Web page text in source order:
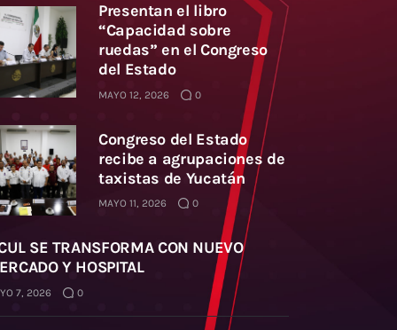
Presentan el libro
“Capacidad sobre
ruedas” en el Congreso
del Estado
MAYO 12, 2026 0
Congreso del Estado
recibe a agrupaciones de
taxistas de Yucatán
MAYO 11, 2026 0
SE TRANSFORMA CON NUEVO
Y HOSPITAL
7, 2026 0